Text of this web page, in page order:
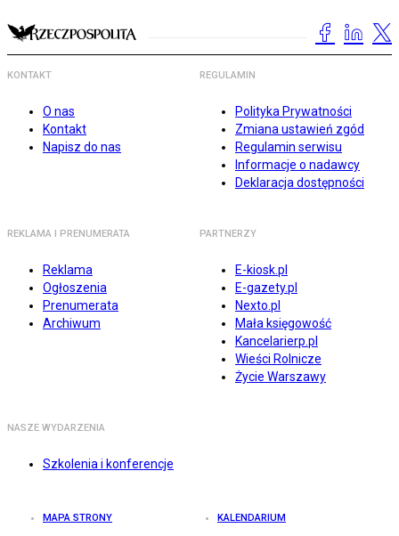
KONTAKT
O nas
Kontakt
Napisz do nas
REGULAMIN
Polityka Prywatności
Zmiana ustawień zgód
Regulamin serwisu
Informacje o nadawcy
Deklaracja dostępności
REKLAMA I PRENUMERATA
Reklama
Ogłoszenia
Prenumerata
Archiwum
PARTNERZY
E-kiosk.pl
E-gazety.pl
Nexto.pl
Mała księgowość
Kancelarierp.pl
Wieści Rolnicze
Życie Warszawy
NASZE WYDARZENIA
Szkolenia i konferencje
MAPA STRONY KALENDARIUM